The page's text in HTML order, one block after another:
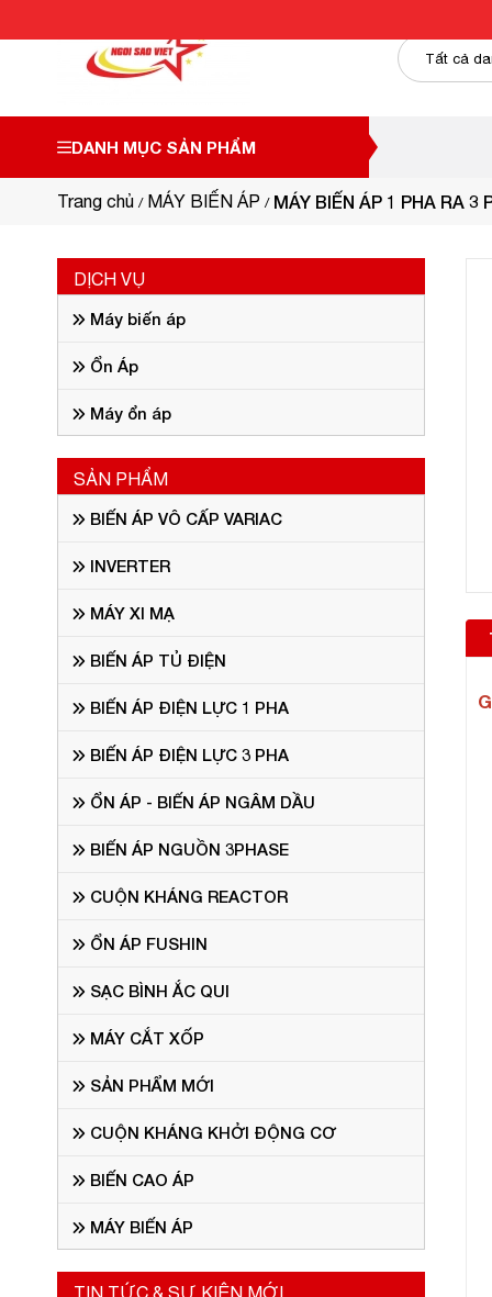
DANH MỤC SẢN PHẨM
Trang chủ MÁY BIẾN ÁP MÁY BIẾN ÁP 1 PHA RA 3
DỊCH VỤ
Máy biến áp
Ổn Áp
Máy ổn áp
SẢN PHẨM
BIẾN ÁP VÔ CẤP VARIAC
INVERTER
MÁY XI MẠ
BIẾN ÁP TỦ ĐIỆN
BIẾN ÁP ĐIỆN LỰC 1 PHA
BIẾN ÁP ĐIỆN LỰC 3 PHA
ỔN ÁP - BIẾN ÁP NGÂM DẦU
BIẾN ÁP NGUỒN 3PHASE
CUỘN KHÁNG REACTOR
ỔN ÁP FUSHIN
SẠC BÌNH ẮC QUI
MÁY CẮT XỐP
SẢN PHẨM MỚI
CUỘN KHÁNG KHỞI ĐỘNG CƠ
BIẾN CAO ÁP
MÁY BIẾN ÁP
TIN TỨC & SỰ KIỆN MỚI